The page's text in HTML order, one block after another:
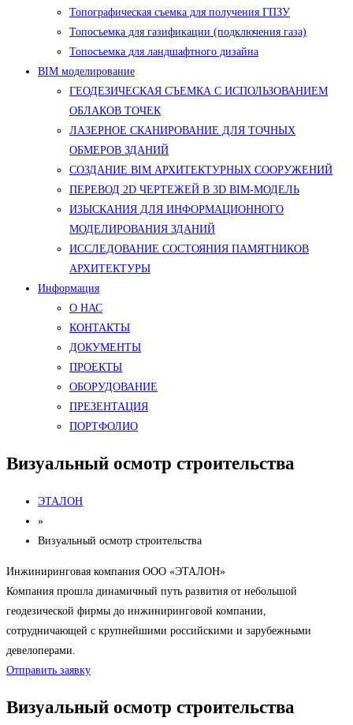
Топографическая съемка для получения ГПЗУ
Топосъемка для газификации (подключения газа)
Топосъемка для ландшафтного дизайна
BIM моделирование
ГЕОДЕЗИЧЕСКАЯ СЪЕМКА С ИСПОЛЬЗОВАНИЕМ
ОБЛАКОВ ТОЧЕК
ЛАЗЕРНОЕ СКАНИРОВАНИЕ ДЛЯ ТОЧНЫХ
ОБМЕРОВ ЗДАНИЙ
СОЗДАНИЕ BIM АРХИТЕКТУРНЫХ СООРУЖЕНИЙ
ПЕРЕВОД 2D ЧЕРТЕЖЕЙ В 3D BIM-МОДЕЛЬ
ИЗЫСКАНИЯ ДЛЯ ИНФОРМАЦИОННОГО
МОДЕЛИРОВАНИЯ ЗДАНИЙ
ИССЛЕДОВАНИЕ СОСТОЯНИЯ ПАМЯТНИКОВ
АРХИТЕКТУРЫ
Информация
О НАС
КОНТАКТЫ
ДОКУМЕНТЫ
ПРОЕКТЫ
ОБОРУДОВАНИЕ
ПРЕЗЕНТАЦИЯ
ПОРТФОЛИО
Визуальный осмотр строительства
ЭТАЛОН
»
Визуальный осмотр строительства
Инжиниринговая компания ООО «ЭТАЛОН»
Компания прошла динамичный путь развития от небольшой
геодезической фирмы до инжиниринговой компании,
сотрудничающей с крупнейшими российскими и зарубежными
девелоперами.
Отправить заявку
Визуальный осмотр строительства